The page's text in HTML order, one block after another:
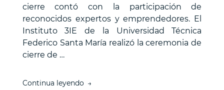
cierre contó con la participación de
reconocidos expertos y emprendedores. El
Instituto 3IE de la Universidad Técnica
Federico Santa María realizó la ceremonia de
cierre de …
Continua leyendo“17